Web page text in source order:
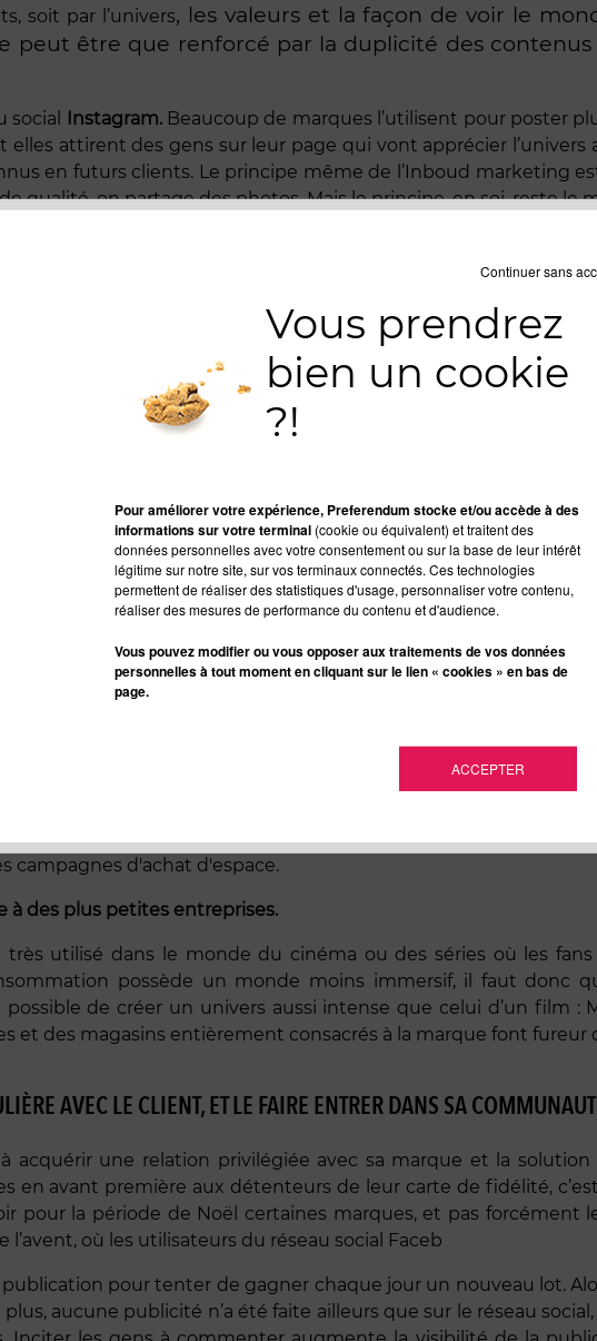
Vous prendrez
bien un cookie
?!
Pour améliorer votre expérience, Preferendum stocke et/ou accède à des
informations sur votre terminal (cookie ou équivalent) et traitent des
données personnelles avec votre consentement ou sur la base de leur intérêt
légitime sur notre site, sur vos terminaux connectés. Ces technologies
permettent de réaliser des statistiques d'usage, personnaliser votre contenu,
réaliser des mesures de performance du contenu et d'audience.
Vous pouvez modifier ou vous opposer aux traitements de vos données
personnelles à tout moment en cliquant sur le lien « cookies » en bas de
page.
ACCEPTER
Continuer sans
soit par l’univers, les valeurs et la façon de voir le
peut être que renforcé par la duplicité des contenus
social Instagram.Beaucoup de marques l’utilisent pour poster
elles attirent des gens sur leur page qui vont apprécier
en futurs clients. Le principe même de l’Inboud marketing
qualité, on partage des photos. Mais le principe, en soi, reste le
fondamentale pour une marque. Elle se doit d’avoir son
ce storytelling se renforce et deviens plus attrayant. On peut
totalement indépendant du produit, comme cela peut être le
elle possède très certainement une communauté de fans
pour une marque de devenir créatrice de divertissement,
l’univers du
transmedia
: CRÉEZ UNE CAMPAGNE DE TRANSMEDIA STORYTELLING
plus qu’un simple produit, il vend une expérience. Le but est
mais en les liant entre eux. Ceux-ci racontent tous la
de divertissement. La marque s’efface au profit
l’utilisateur dans l’univers de la marque à
vidéos, possibilité de commenter, making off,
utilisée par de grands groupes et ils commencent à parler
avec sa campagne de la Hapiness Factory. Un travail
imaginaire caché à l’intérieur des distributeurs
Ils ont réalisé des jeux pour smartphone, des dessins de
via Youtube, des chansons et même des distributeurs
est centrée sur le bonheur et le monde féérique de noël lié
campagnes d'achat d'espace.
à des plus petites entreprises.
très utilisé dans le monde du cinéma ou des séries où les
possède un monde moins immersif, il faut donc
de créer un univers aussi intense que celui d’un film :
et des magasins entièrement consacrés à la marque font
AVEC LE CLIENT, ET LE FAIRE ENTRER DANS SA
acquérir une relation privilégiée avec sa marque et la
en avant première aux détenteurs de leur carte de fidélité,
pour la période de Noël certaines marques, et pas forcément
l’avent, où les utilisateurs du réseau social Faceb
pour tenter de gagner chaque jour un nouveau lot.
aucune publicité n’a été faite ailleurs que sur le réseau